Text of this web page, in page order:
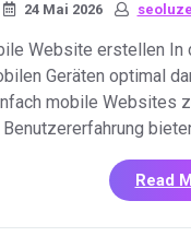
24 Mai 2026
Website erstellen
Geräten optimal
mobile Websites
Read